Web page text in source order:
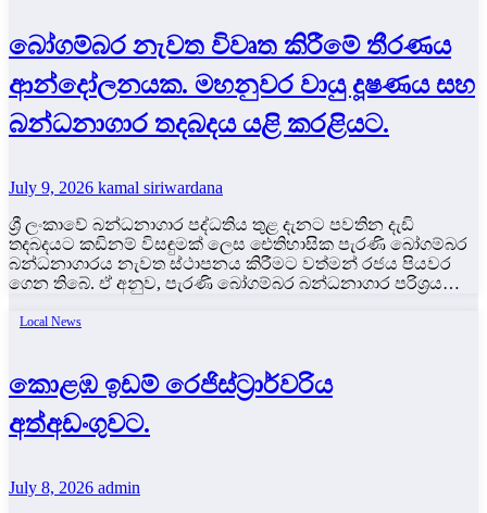
බෝගම්බර නැවත විවෘත කිරීමේ තීරණය
ආන්දෝලනයක. මහනුවර වායු දූෂණය සහ
බන්ධනාගාර තදබදය යළි කරළියට.
July 9, 2026 kamal siriwardana
ශ්‍රී ලංකාවේ බන්ධනාගාර පද්ධතිය තුළ දැනට පවතින දැඩි
තදබදයට කඩිනම් විසඳුමක් ලෙස ඓතිහාසික පැරණි බෝගම්බර
බන්ධනාගාරය නැවත ස්ථාපනය කිරීමට වත්මන් රජය පියවර
ගෙන තිබේ. ඒ අනුව, පැරණි බෝගම්බර බන්ධනාගාර පරිශ්‍රය…
Local News
කොළඹ ඉඩම් රෙජිස්ට්‍රාර්වරිය
අත්අඩංගුවට.
July 8, 2026 admin